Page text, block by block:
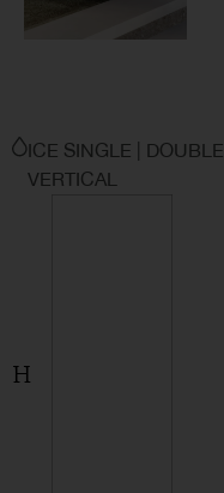
ICE SINGLE | DOUBLE
VERTICAL